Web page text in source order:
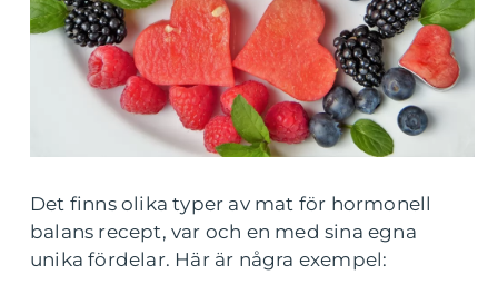
Det finns olika typer av mat för hormonell
balans recept, var och en med sina egna
unika fördelar. Här är några exempel: